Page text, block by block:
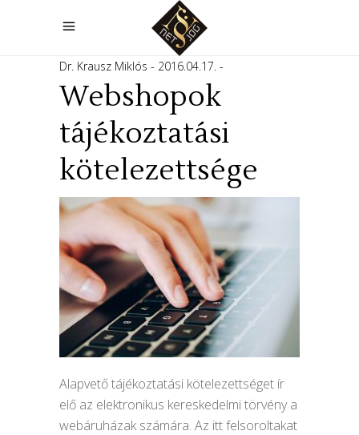
Dr. Krausz Miklós 2016.04.17.
Webshopok
tájékoztatási
kötelezettsége
Alapvető tájékoztatási kötelezettséget ír
elő az elektronikus kereskedelmi törvény a
webáruházak számára. Az itt felsoroltakat